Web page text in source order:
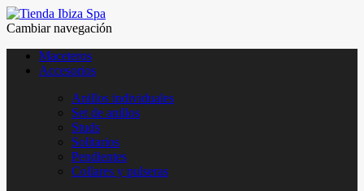
Cambiar navegación
Maceteros
Accesorios
Anillos individuales
Set de anillos
Studs
Solitarios
Pendientes
Collares y pulseras